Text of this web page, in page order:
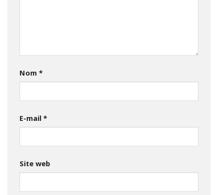
Nom *
E-mail *
Site web